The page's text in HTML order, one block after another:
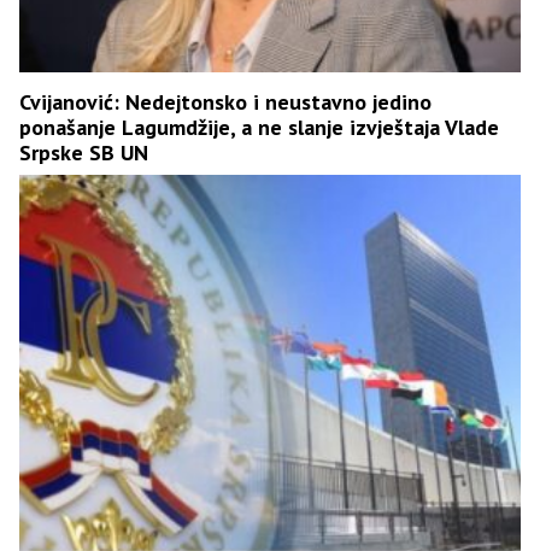
Cvijanović: Nedejtonsko i neustavno jedino
ponašanje Lagumdžije, a ne slanje izvještaja Vlade
Srpske SB UN